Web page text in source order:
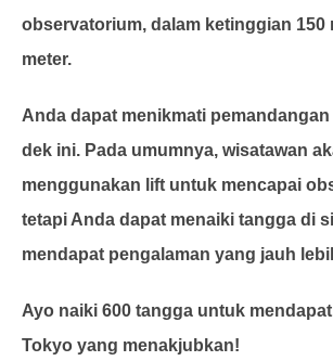
observatorium, dalam ketinggian 150
meter.
Anda dapat menikmati
dek ini. Pada umumnya, wisatawan
menggunakan lift untuk mencapai
tetapi Anda dapat menaiki tangga di
mendapat pengalaman yang jauh
Ayo naiki 600 tangga untuk
Tokyo yang menakjubkan!